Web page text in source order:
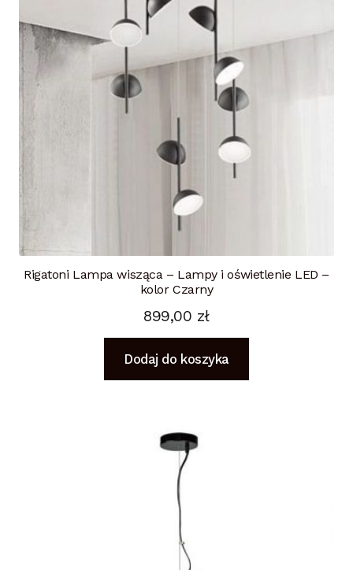
Rigatoni Lampa wisząca – Lampy i oświetlenie LED –
kolor Czarny
899,00 zł
Dodaj do koszyka